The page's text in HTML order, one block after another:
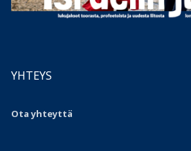
YHTEYS
Ota yhteyttä